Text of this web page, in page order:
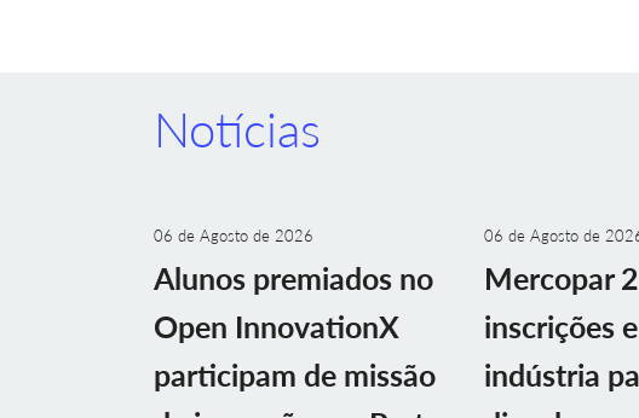
Notícias
06 de Agosto de 2026
Alunos premiados no
Open InnovationX
participam de missão
06 de Agosto de
Mercopar
inscrições
indústria